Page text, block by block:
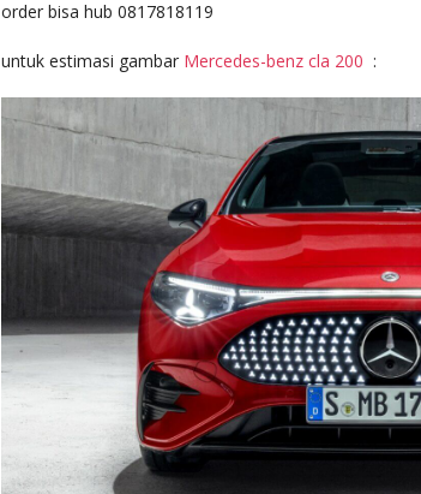
order bisa hub 0817818119
untuk estimasi gambar Mercedes-benz cla 200 :